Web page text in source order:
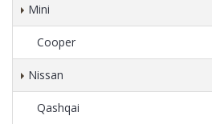
Mini
Cooper
Nissan
Qashqai